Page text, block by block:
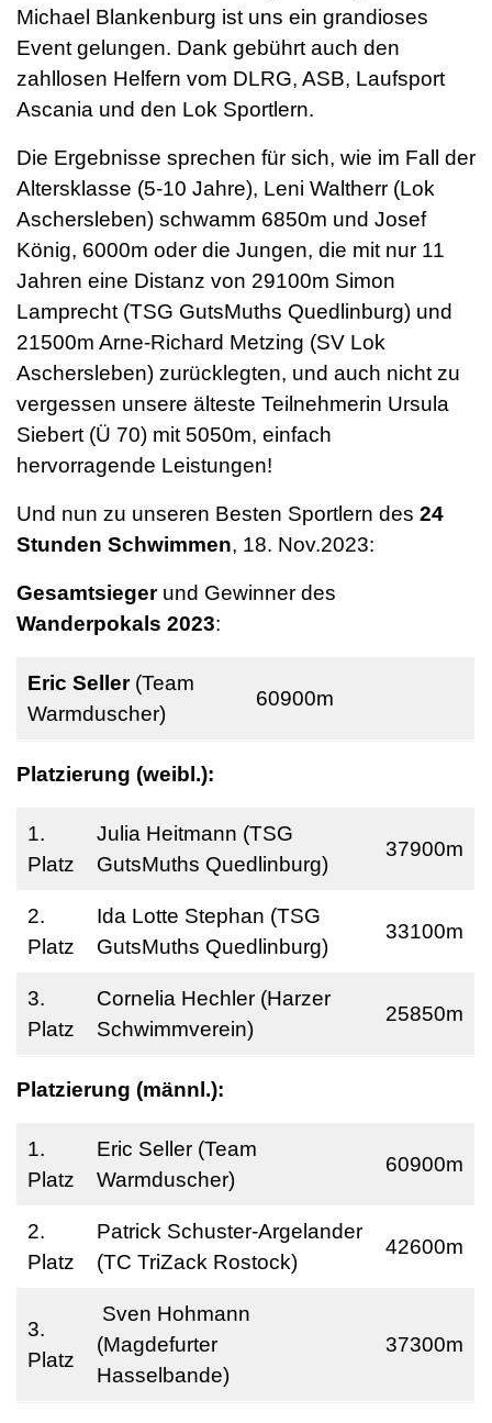
Michael Blankenburg ist uns ein grandioses
Event gelungen. Dank gebührt auch den
zahllosen Helfern vom DLRG, ASB, Laufsport
Ascania und den Lok Sportlern.
Die Ergebnisse sprechen für sich, wie im Fall der
Altersklasse (5-10 Jahre), Leni Waltherr (Lok
Aschersleben) schwamm 6850m und Josef
König, 6000m oder die Jungen, die mit nur 11
Jahren eine Distanz von 29100m Simon
Lamprecht (TSG GutsMuths Quedlinburg) und
21500m Arne-Richard Metzing (SV Lok
Aschersleben) zurücklegten, und auch nicht zu
vergessen unsere älteste Teilnehmerin Ursula
Siebert (Ü 70) mit 5050m, einfach
hervorragende Leistungen!
Und nun zu unseren Besten Sportlern des 24
Stunden Schwimmen, 18. Nov.2023:
Gesamtsieger und Gewinner des
Wanderpokals 2023:
Eric Seller(Team
Warmduscher)
60900m
Platzierung (weibl.):
1.
Platz
Julia Heitmann (TSG
GutsMuths Quedlinburg)
37900m
2.
Platz
Ida Lotte Stephan (TSG
GutsMuths Quedlinburg)
33100m
3.
Platz
Cornelia Hechler (Harzer
Schwimmverein)
25850m
Platzierung (männl.):
1.
Platz
Eric Seller (Team
Warmduscher)
60900m
2.
Platz
Patrick Schuster-Argelander
(TC TriZack Rostock)
42600m
3.
Platz
Sven Hohmann
(Magdefurter
Hasselbande)
37300m